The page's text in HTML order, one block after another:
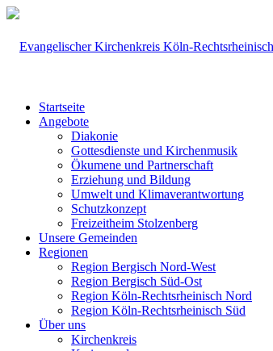
Startseite
Angebote
Diakonie
Gottesdienste und Kirchenmusik
Ökumene und Partnerschaft
Erziehung und Bildung
Umwelt und Klimaverantwortung
Schutzkonzept
Freizeitheim Stolzenberg
Unsere Gemeinden
Regionen
Region Bergisch Nord-West
Region Bergisch Süd-Ost
Region Köln-Rechtsrheinisch Nord
Region Köln-Rechtsrheinisch Süd
Über uns
Kirchenkreis